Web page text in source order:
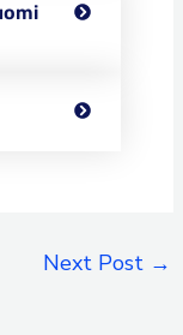
Next Post →